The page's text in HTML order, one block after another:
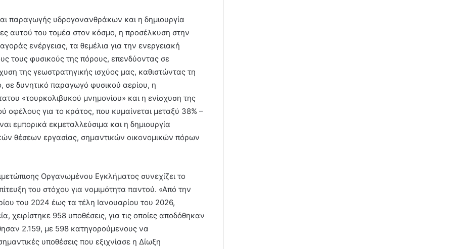
παραγωγής υδρογονανθράκων και η δημιουργία
αυτού του τομέα στον κόσμο, η προσέλκυση στην
ενέργειας, τα θεμέλια για την ενεργειακή
τους φυσικούς της πόρους, επενδύοντας σε
της γεωστρατηγικής ισχύος μας, καθιστώντας τη
σε δυνητικό παραγωγό φυσικού αερίου, η
«τουρκολιβυκού μνημονίου» και η ενίσχυση της
οφέλους για το κράτος, που κυμαίνεται μεταξύ 38% –
εμπορικά εκμεταλλεύσιμα και η δημιουργία
θέσεων εργασίας, σημαντικών οικονομικών πόρων
Οργανωμένου Εγκλήματος συνεχίζει το
του στόχου για νομιμότητα παντού. «Από την
του 2024 έως τα τέλη Ιανουαρίου του 2026,
χειρίστηκε 958 υποθέσεις, για τις οποίες αποδόθηκαν
2.159, με 598 κατηγορούμενους να
υποθέσεις που εξιχνίασε η Δίωξη